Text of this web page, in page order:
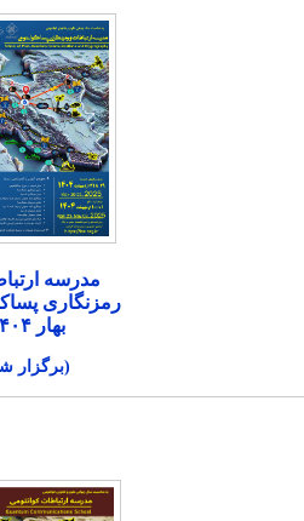
مدرسه
رمزنگاری
بهار ۱۴۰۴
(برگزار